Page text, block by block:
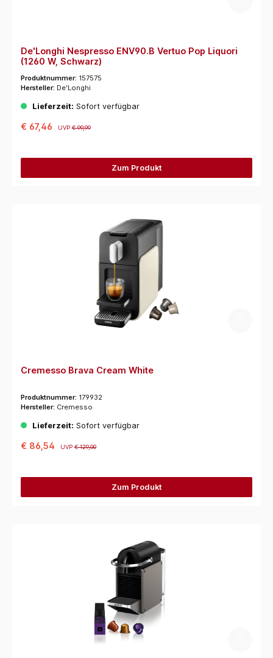
De'Longhi Nespresso ENV90.B Vertuo Pop Liquori
(1260 W, Schwarz)
Produktnummer: 157575
Hersteller: De'Longhi
Lieferzeit: Sofort verfügbar
€ 67,46 UVP€ 99,99
Zum Produkt
Cremesso Brava Cream White
Produktnummer: 179932
Hersteller: Cremesso
Lieferzeit: Sofort verfügbar
€ 86,54 UVP€ 129,00
Zum Produkt